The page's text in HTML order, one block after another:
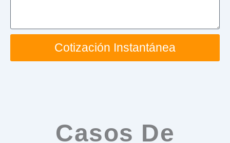
Cotización Instantánea
Casos De